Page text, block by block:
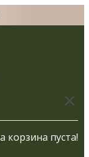
корзина пуста!